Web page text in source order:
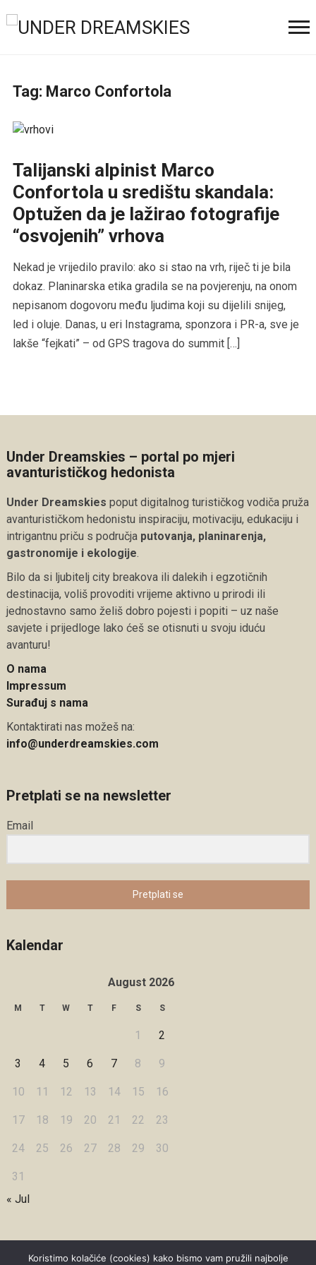
Tag: Marco Confortola
Talijanski alpinist Marco
Confortola u središtu skandala:
Optužen da je lažirao fotografije
“osvojenih” vrhova
Nekad je vrijedilo pravilo: ako si stao na vrh, riječ ti je bila
dokaz. Planinarska etika gradila se na povjerenju, na onom
nepisanom dogovoru među ljudima koji su dijelili snijeg,
led i oluje. Danas, u eri Instagrama, sponzora i PR-a, sve je
lakše “fejkati” – od GPS tragova do summit […]
Under Dreamskies – portal po mjeri
avanturističkog hedonista
Under Dreamskies poput digitalnog turističkog vodiča pruža
avanturističkom hedonistu inspiraciju, motivaciju, edukaciju i
intrigantnu priču s područja putovanja, planinarenja,
gastronomije i ekologije.
Bilo da si ljubitelj city breakova ili dalekih i egzotičnih
destinacija, voliš provoditi vrijeme aktivno u prirodi ili
jednostavno samo želiš dobro pojesti i popiti – uz naše
savjete i prijedloge lako ćeš se otisnuti u svoju iduću
avanturu!
O nama
Impressum
Surađuj s nama
Kontaktirati nas možeš na:
info@underdreamskies.com
Pretplati se na newsletter
Email
Pretplati se
Kalendar
August 2026
M T W T F S S
1 2
3 4 5 6 7 8 9
10 11 12 13 14 15 16
17 18 19 20 21 22 23
24 25 26 27 28 29 30
31
« Jul
Koristimo kolačiće (cookies) kako bismo vam pružili najbolje